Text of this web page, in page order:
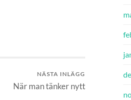
NÄSTA INLÄGG
När man tänker nytt